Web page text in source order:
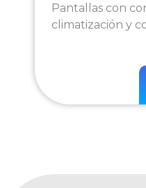
Pantallas con
climatización y